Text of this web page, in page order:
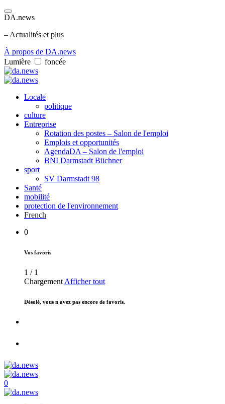
DA.news
– Actualités et plus
À propos de DA.news
Lumière
foncée
Locale
politique
culture
Entreprise
Rotation des postes – Salon de l'emploi
Emplois et opportunités
AgendaDA – Salon de l'emploi
BNI Darmstadt Büchner
sport
SV Darmstadt 98
Santé
mobilité
protection de l'environnement
French
0
Vos favoris
1 / 1
Chargement Afficher tout
Désolé, vous n'avez pas encore de favoris.
0